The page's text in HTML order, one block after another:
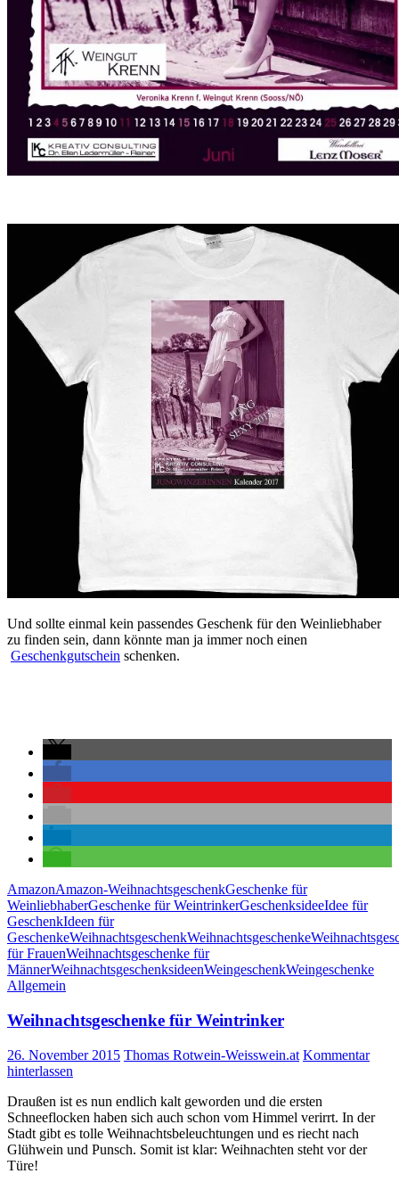
Und sollte einmal kein passendes Geschenk für den Weinliebhaber
zu finden sein, dann könnte man ja immer noch einen
Geschenkgutschein schenken.
AmazonAmazon-WeihnachtsgeschenkGeschenke für
WeinliebhaberGeschenke für WeintrinkerGeschenksideeIdee für
GeschenkIdeen für
GeschenkeWeihnachtsgeschenkWeihnachtsgeschenke
für FrauenWeihnachtsgeschenke für
MännerWeihnachtsgeschenksideenWeingeschenkWeingeschenke
Allgemein
Weihnachtsgeschenke für Weintrinker
26. November 2015 Thomas Rotwein-Weisswein.at Kommentar
hinterlassen
Draußen ist es nun endlich kalt geworden und die ersten
Schneeflocken haben sich auch schon vom Himmel verirrt. In der
Stadt gibt es tolle Weihnachtsbeleuchtungen und es riecht nach
Glühwein und Punsch. Somit ist klar: Weihnachten steht vor der
Türe!